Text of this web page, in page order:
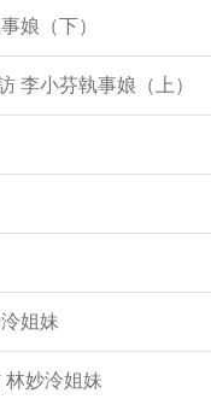
娘（下）
李小芬執事娘（上）
姐妹
妙泠姐妹